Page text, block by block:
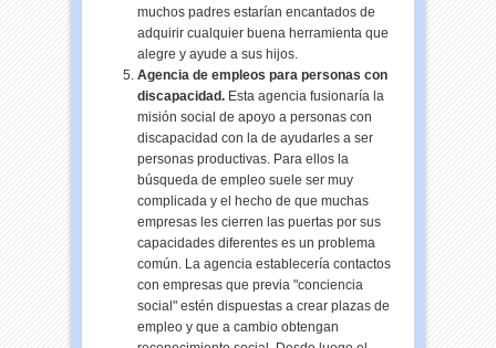
muchos padres estarían encantados de
adquirir cualquier buena herramienta que
alegre y ayude a sus hijos.
Agencia de empleos para personas con
discapacidad. Esta agencia fusionaría la
misión social de apoyo a personas con
discapacidad con la de ayudarles a ser
personas productivas. Para ellos la
búsqueda de empleo suele ser muy
complicada y el hecho de que muchas
empresas les cierren las puertas por sus
capacidades diferentes es un problema
común. La agencia establecería contactos
con empresas que previa "conciencia
social" estén dispuestas a crear plazas de
empleo y que a cambio obtengan